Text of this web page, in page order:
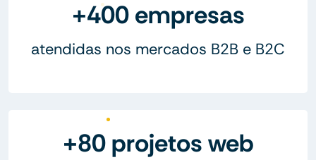
+400 empresas
atendidas nos mercados B2B e B2C
+80 projetos web